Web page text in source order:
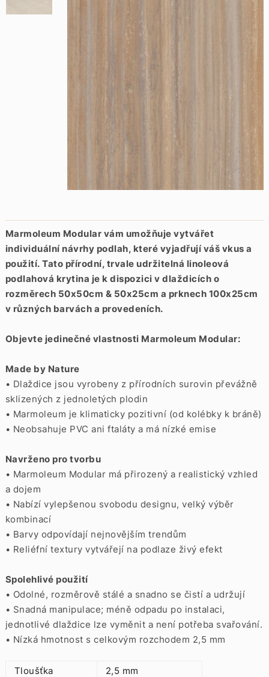
Marmoleum Modular vám umožňuje vytvářet
individuální návrhy podlah, které vyjadřují váš vkus a
použití. Tato přírodní, trvale udržitelná linoleová
podlahová krytina je k dispozici v dlaždicích o
rozměrech 50x50cm & 50x25cm a prknech 100x25cm
v různých barvách a provedeních.
Objevte jedinečné vlastnosti Marmoleum Modular:
Made by Nature
• Dlaždice jsou vyrobeny z přírodních surovin převážně
sklizených z jednoletých plodin
• Marmoleum je klimaticky pozitivní (od kolébky k bráně)
• Neobsahuje PVC ani ftaláty a má nízké emise
Navrženo pro tvorbu
• Marmoleum Modular má přirozený a realistický vzhled
a dojem
• Nabízí vylepšenou svobodu designu, velký výběr
kombinací
• Barvy odpovídají nejnovějším trendům
• Reliéfní textury vytvářejí na podlaze živý efekt
Spolehlivé použití
• Odolné, rozměrově stálé a snadno se čistí a udržují
• Snadná manipulace; méně odpadu po instalaci,
jednotlivé dlaždice lze vyměnit a není potřeba svařování.
• Nízká hmotnost s celkovým rozchodem 2,5 mm
Tloušťka
2,5 mm